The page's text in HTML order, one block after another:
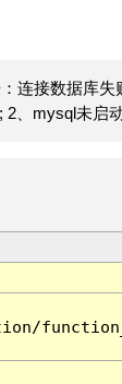
连接数据库失
、mysql未启动